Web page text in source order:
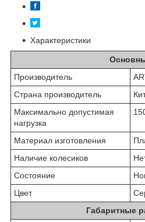
Характеристики
Производитель
Страна производитель
Максимально допустимая
нагрузка
Материал изготовления
Наличие колесиков
Состояние
Цвет
Габаритные